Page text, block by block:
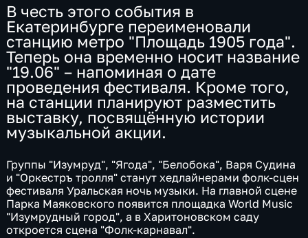
В честь этого события в
Екатеринбурге переименовали
станцию метро "Площадь 1905 года".
Теперь она временно носит название
"19.06" – напоминая о дате
проведения фестиваля. Кроме того,
на станции планируют разместить
выставку, посвящённую истории
музыкальной акции.
Группы "Изумруд", "Ягода", "Белобока", Варя Судина
и "Оркестръ тролля" станут хедлайнерами фолк-сцен
фестиваля Уральская ночь музыки. На главной сцене
Парка Маяковского появится площадка World Music
"Изумрудный город", а в Харитоновском саду
откроется сцена "Фолк-карнавал".